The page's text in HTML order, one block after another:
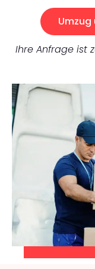
Ihre Anfrage ist